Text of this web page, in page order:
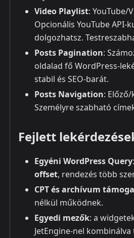
Video Playlist: YouTube/
Opcionális YouTube
dolgozhatsz.
Posts Pagination:
oldalad fő
stabil és SEO‑barát.
Posts Navigation:
Személyre szabható
Fejlett
Egyéni WordPress Query
offset, rendezés több
CPT és archívum
nélkül működnek.
Egyedi mezők: a
JetEngine‑nel